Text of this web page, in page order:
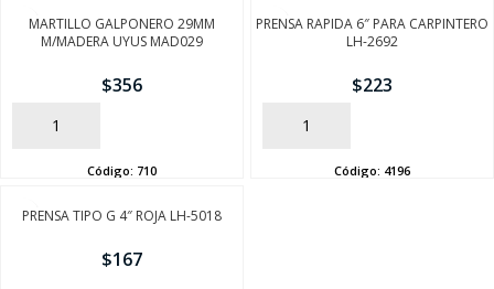
MARTILLO GALPONERO 29MM
M/MADERA UYUS MAD029
$356
AÑADIR
Código: 710
PRENSA RAPIDA 6″ PARA CARPINTERO
LH-2692
$223
AÑADIR
Código: 4196
PRENSA TIPO G 4″ ROJA LH-5018
$167